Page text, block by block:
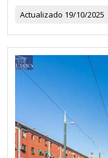
Actualizado 19/10/2025